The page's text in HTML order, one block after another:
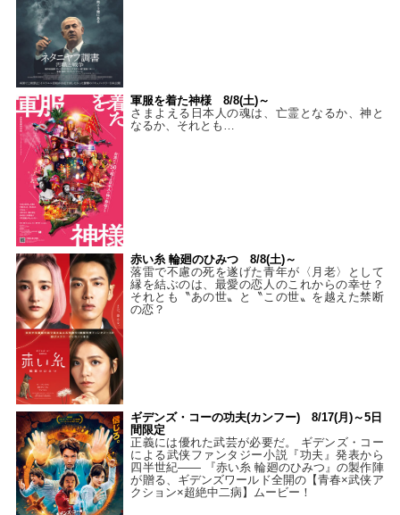
軍服を着た神様 8/8(土)～
さまよえる日本人の魂は、亡霊となるか、神と
なるか、それとも…
赤い糸 輪廻のひみつ 8/8(土)～
落雷で不慮の死を遂げた青年が〈月老〉として
縁を結ぶのは、最愛の恋人のこれからの幸せ？
それとも〝あの世〟と〝この世〟を越えた禁断
の恋？
ギデンズ・コーの功夫(カンフー) 8/17(月)～5日
間限定
正義には優れた武芸が必要だ。 ギデンズ・コー
による武侠ファンタジー小説『功夫』発表から
四半世紀―― 『赤い糸 輪廻のひみつ』の製作陣
が贈る、ギデンズワールド全開の【青春×武侠ア
クション×超絶中二病】ムービー！